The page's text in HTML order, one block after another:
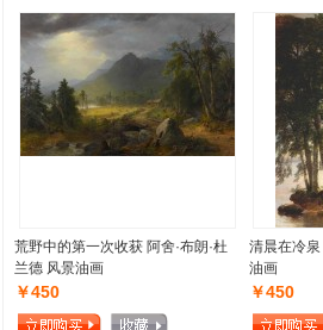
荒野中的第一次收获 阿舍·布朗·杜
兰德 风景油画
￥450
清晨在冷泉
油画
￥450